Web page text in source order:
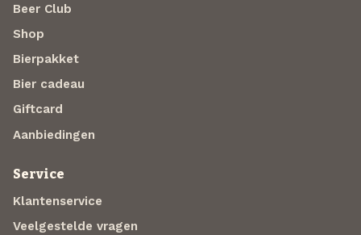
Beer Club
Shop
Bierpakket
Bier cadeau
Giftcard
Aanbiedingen
Service
Klantenservice
Veelgestelde vragen